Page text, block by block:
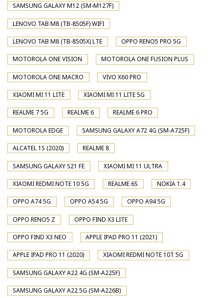
SAMSUNG GALAXY M12 (SM-M127F)
LENOVO TAB M8 (TB-8505F) WIFI
LENOVO TAB M8 (TB-8505X) LTE OPPO RENO5 PRO 5G
MOTOROLA ONE VISION MOTOROLA ONE FUSION PLUS
MOTOROLA ONE MACRO VIVO X60 PRO
XIAOMI MI 11 LITE XIAOMI MI 11 LITE 5G
REALME 7 5G REALME 6 REALME 6 PRO
MOTOROLA EDGE SAMSUNG GALAXY A72 4G (SM-A725F)
ALCATEL 1S (2020) REALME 8
SAMSUNG GALAXY S21 FE XIAOMI MI 11 ULTRA
XIAOMI REDMI NOTE 10 5G REALME 6S NOKIA 1.4
OPPO A74 5G OPPO A54 5G OPPO A94 5G
OPPO RENO5 Z OPPO FIND X3 LITE
OPPO FIND X3 NEO APPLE IPAD PRO 11 (2021)
APPLE IPAD PRO 11 (2020) XIAOMI REDMI NOTE 10T 5G
SAMSUNG GALAXY A22 4G (SM-A225F)
SAMSUNG GALAXY A22 5G (SM-A226B)